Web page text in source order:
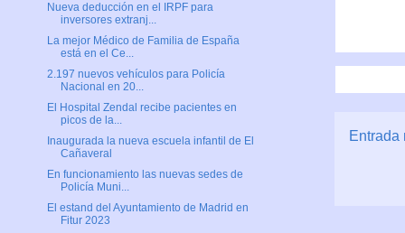
Entrada
Nueva deducción en el IRPF para
inversores extranj...
La mejor Médico de Familia de España
está en el Ce...
2.197 nuevos vehículos para Policía
Nacional en 20...
El Hospital Zendal recibe pacientes en
picos de la...
Inaugurada la nueva escuela infantil de El
Cañaveral
En funcionamiento las nuevas sedes de
Policía Muni...
El estand del Ayuntamiento de Madrid en
Fitur 2023